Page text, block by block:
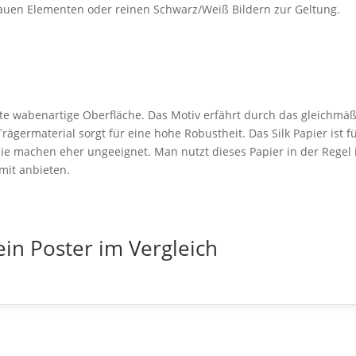
Elementen oder reinen Schwarz/Weiß Bildern zur Geltung.
wabenartige Oberfläche. Das Motiv erfährt durch das
sorgt für eine hohe Robustheit. Das Silk Papier ist
machen eher ungeeignet. Man nutzt dieses Papier in der
anbieten.
Poster im Vergleich